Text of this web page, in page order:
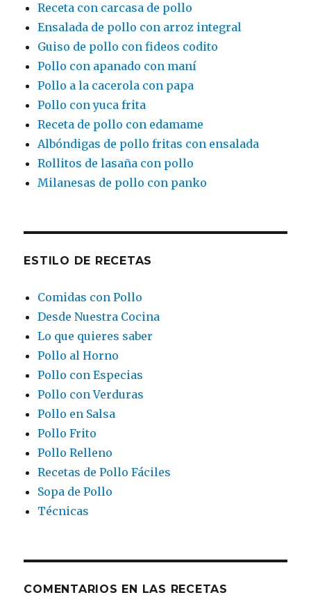
Receta con carcasa de pollo
Ensalada de pollo con arroz integral
Guiso de pollo con fideos codito
Pollo con apanado con maní
Pollo a la cacerola con papa
Pollo con yuca frita
Receta de pollo con edamame
Albóndigas de pollo fritas con ensalada
Rollitos de lasaña con pollo
Milanesas de pollo con panko
ESTILO DE RECETAS
Comidas con Pollo
Desde Nuestra Cocina
Lo que quieres saber
Pollo al Horno
Pollo con Especias
Pollo con Verduras
Pollo en Salsa
Pollo Frito
Pollo Relleno
Recetas de Pollo Fáciles
Sopa de Pollo
Técnicas
COMENTARIOS EN LAS RECETAS